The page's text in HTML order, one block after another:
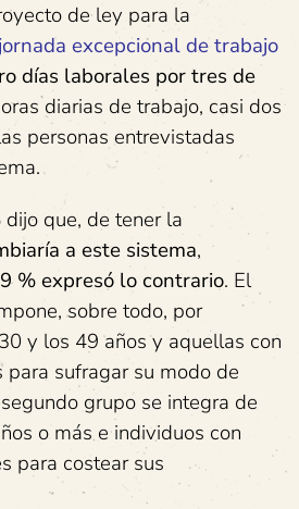
de ley para la
excepcional de trabajo
días laborales por tres de
diarias de trabajo, casi dos
personas entrevistadas
dijo que, de tener la
a este sistema,
% expresó lo contrario. El
sobre todo, por
y los 49 años y aquellas con
para sufragar su modo de
grupo se integra de
o más e individuos con
para costear sus